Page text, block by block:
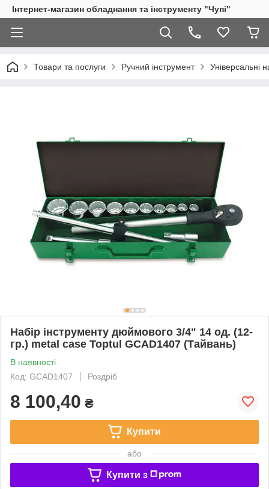
Інтернет-магазин обладнання та інструменту "Чупі"
Товари та послуги Ручний інструмент Універсальні
Набір інструменту дюймового 3/4" 14 од. (12-
гр.) metal case Toptul GCAD1407 (Тайвань)
В наявності
Код: GCAD1407
Роздріб
8 100,40 ₴
Купити
або
Купити з